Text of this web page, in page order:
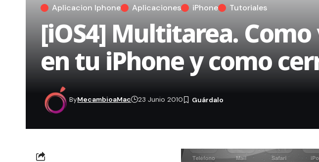
Aplicacion Iphone Aplicaciones iPhone Tutoriales
[iOS4] Multitarea.
en tu iPhone y como
ByMecambioaMac 23 Junio 2010